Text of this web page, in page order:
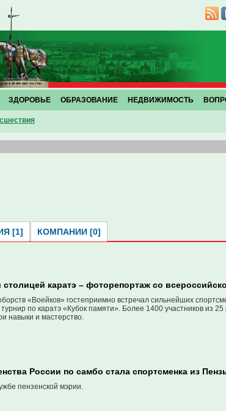
ЗДОРОВЬЕ ОБРАЗОВАНИЕ НЕДВИЖИМОСТЬ
[1] КОМПАНИИ [0]
столицей каратэ – фоторепортаж со
«Воейков» гостеприимно встречал сильнейших
по каратэ «Кубок памяти». Более 1400 участников из
навыки и мастерство.
России по самбо стала спортсменка из
пензенской мэрии.